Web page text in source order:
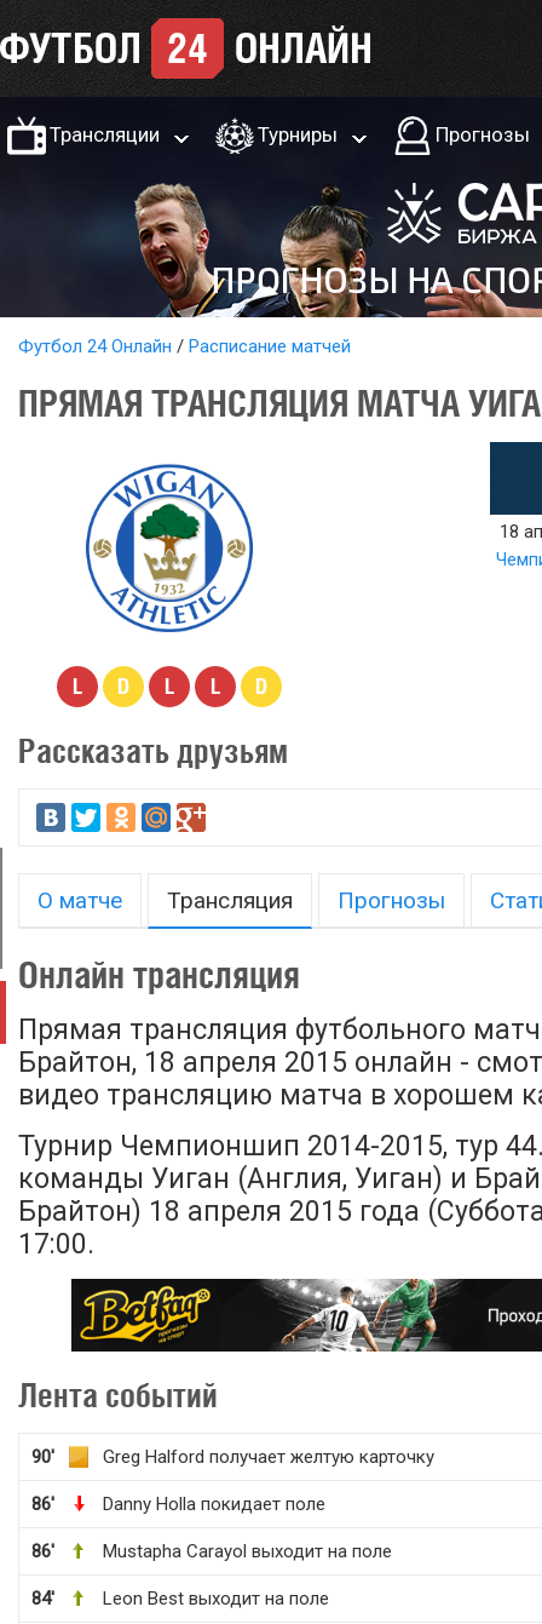
Трансляции Турниры Прогнозы
Футбол 24 Онлайн Расписание матчей
ПРЯМАЯ ТРАНСЛЯЦИЯ МАТЧА
L D L L D
18
Рассказать друзьям
О матче Трансляция Прогнозы
Онлайн трансляция
Прямая трансляция футбольного
Брайтон, 18 апреля 2015 онлайн -
видео трансляцию матча в хорошем
Турнир Чемпионшип 2014-2015, тур
команды Уиган (Англия, Уиган) и
Брайтон) 18 апреля 2015 года
17:00.
Лента событий
90' Greg Halford получает желтую карточку
86' Danny Holla покидает поле
86' Mustapha Carayol выходит на поле
84' Leon Best выходит на поле